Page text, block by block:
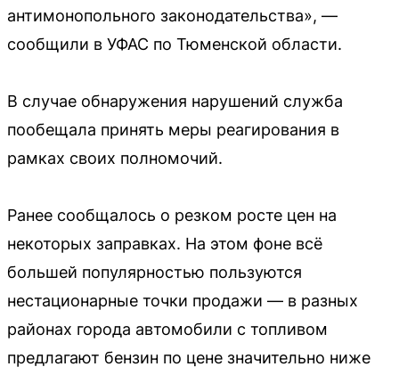
антимонопольного законодательства», —
сообщили в УФАС по Тюменской области.
В случае обнаружения нарушений служба
пообещала принять меры реагирования в
рамках своих полномочий.
Ранее сообщалось о резком росте цен на
некоторых заправках. На этом фоне всё
большей популярностью пользуются
нестационарные точки продажи — в разных
районах города автомобили с топливом
предлагают бензин по цене значительно ниже